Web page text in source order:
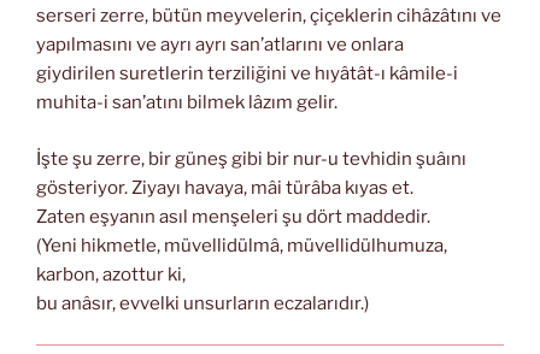
serseri zerre, bütün meyvelerin, çiçeklerin cihâzâtını ve
yapılmasını ve ayrı ayrı san’atlarını ve onlara
giydirilen suretlerin terziliğini ve hıyâtât-ı kâmile-i
muhita-i san’atını bilmek lâzım gelir.
İşte şu zerre, bir güneş gibi bir nur-u tevhidin şuâını
gösteriyor. Ziyayı havaya, mâi türâba kıyas et.
Zaten eşyanın asıl menşeleri şu dört maddedir.
(Yeni hikmetle, müvellidülmâ, müvellidülhumuza,
karbon, azottur ki,
bu anâsır, evvelki unsurların eczalarıdır.)